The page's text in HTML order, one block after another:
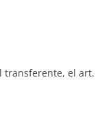
transferente, el art.